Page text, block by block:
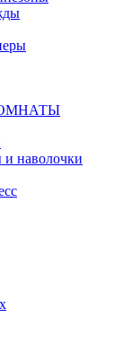
и наволочки